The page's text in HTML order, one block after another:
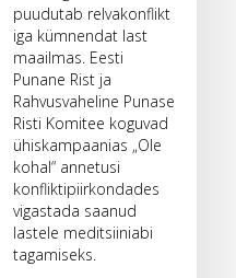
puudutab relvakonflikt
iga kümnendat last
maailmas. Eesti
Punane Rist ja
Rahvusvaheline Punase
Risti Komitee koguvad
ühiskampaanias „Ole
kohal“ annetusi
konfliktipiirkondades
vigastada saanud
lastele meditsiiniabi
tagamiseks.